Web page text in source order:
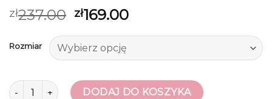
zł237.00 zł169.00
Rozmiar
ilość buty lowa DODAJ DO KOSZYKA